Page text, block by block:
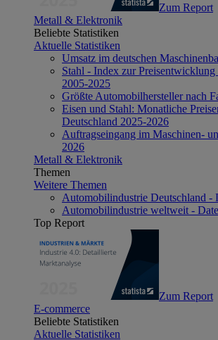
Zum Report
Metall & Elektronik
Beliebte Statistiken
Aktuelle Statistiken
Umsatz im deutschen
Stahl - Index zur Preisentwicklung
2005-2025
Größte Automobilhersteller nach
Eisen und Stahl: Monatliche
Deutschland 2025-2026
Auftragseingang im Maschinen-
2026
Metall & Elektronik
Themen
Weitere Themen
Automobilindustrie Deutschland -
Automobilindustrie weltweit -
Top Report
Zum Report
E-commerce
Beliebte Statistiken
Aktuelle Statistiken